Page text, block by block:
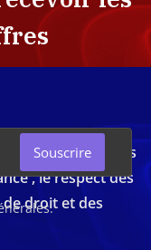
Souscrire
engagé dans
, le respect des
de droit et des